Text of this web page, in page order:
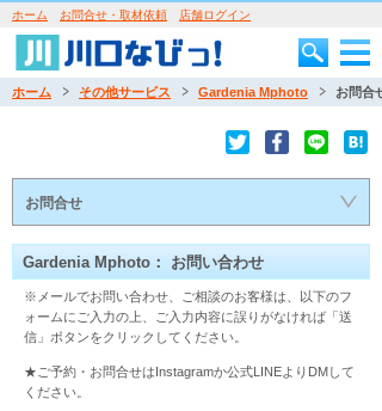
ホーム お問合せ・取材依頼 店舗ログイン
ホーム その他サービス Gardenia Mphoto お問合せ
お問合せ
Gardenia Mphoto： お問い合わせ
※メールでお問い合わせ、ご相談のお客様は、以下のフ
ォームにご入力の上、ご入力内容に誤りがなければ「送
信」ボタンをクリックしてください。
★ご予約・お問合せはInstagramか公式LINEよりDMして
ください。